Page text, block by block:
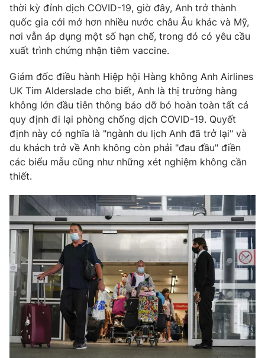
Thị trường
Tư vấn
Lịch phát sóng
Chuyên mục khác
Emagazine Podcast
Photo Infographic
Video Shorts video
VTV Money
VTV Sức khoẻ Bất động sản
Thị trường 24h Tấm lòng Việt
VTV4 Vươn mình bằng AI
VTV9 VTV8
Liên hệ tòa soạn English
thời kỳ đỉnh dịch COVID-19, giờ đây, Anh trở thành
quốc gia cởi mở hơn nhiều nước châu Âu khác và Mỹ,
nơi vẫn áp dụng một số hạn chế, trong đó có yêu cầu
xuất trình chứng nhận tiêm vaccine.
Giám đốc điều hành Hiệp hội Hàng không Anh Airlines
UK Tim Alderslade cho biết, Anh là thị trường hàng
không lớn đầu tiên thông báo dỡ bỏ hoàn toàn tất cả
quy định đi lại phòng chống dịch COVID-19. Quyết
định này có nghĩa là "ngành du lịch Anh đã trở lại" và
du khách trở về Anh không còn phải "đau đầu" điền
các biểu mẫu cũng như những xét nghiệm không cần
thiết.